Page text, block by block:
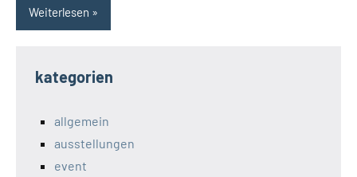
Weiterlesen
kategorien
allgemein
ausstellungen
event